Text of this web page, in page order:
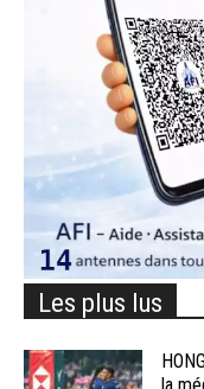
Les plus lus